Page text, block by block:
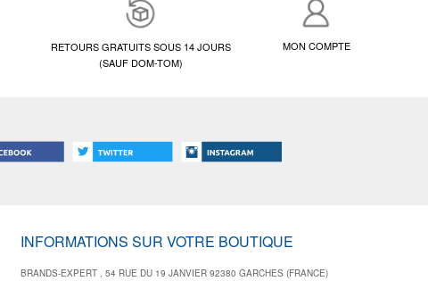
RETOURS GRATUITS SOUS 14 JOURS
(SAUF DOM-TOM)
MON COMPTE
INFORMATIONS SUR VOTRE BOUTIQUE
BRANDS-EXPERT , 54 RUE DU 19 JANVIER 92380 GARCHES (FRANCE)